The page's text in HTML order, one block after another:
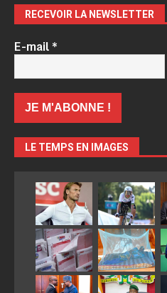
RECEVOIR LA NEWSLETTER
E-mail*
LE TEMPS EN IMAGES